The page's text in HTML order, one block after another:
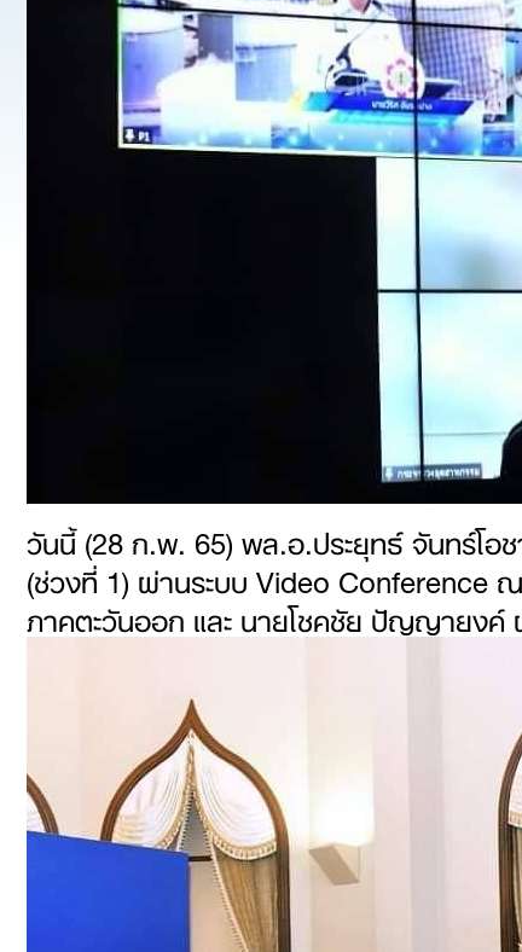
วันนี้ (28 ก.พ. 65) พล.อ.ประยุทธ์ จันทร์โอ
(ช่วงที่ 1) ผ่านระบบ Video Conference
ภาคตะวันออก และ นายโชคชัย ปัญญายง